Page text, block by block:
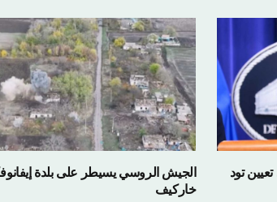
الجيش الروسي يسيطر على بلدة إيفانوفكا في
خاركيف